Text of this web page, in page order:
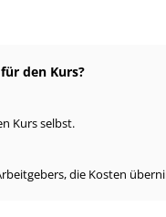
den Kurs?
Kurs selbst.
die Kosten